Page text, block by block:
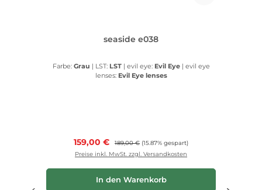
seaside e038
Farbe: Grau | LST: LST | evil eye: Evil Eye |
lenses: Evil Eye lenses
Verkaufspreis:
159,00 € Regulärer Preis:
189,00 € (15.87% gespart)
Preise inkl. MwSt. zzgl. Versandkosten
In den Warenkorb